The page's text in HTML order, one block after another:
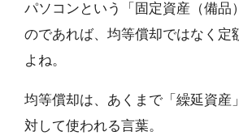
パソコンという「固定資産（備品
のであれば、均等償却ではなく定
よね。
均等償却は、あくまで「繰延資産
対して使われる言葉。